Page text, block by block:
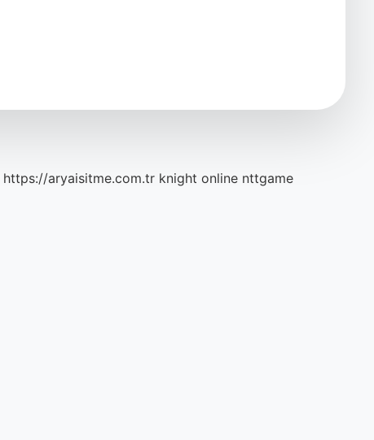
https://aryaisitme.com.tr knight online nttgame